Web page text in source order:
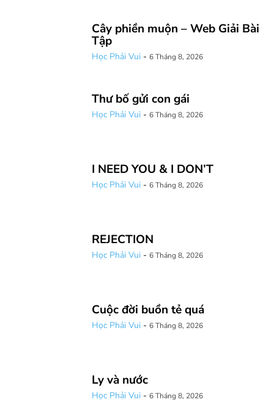
Cây phiền muộn – Web Giải Bài
Tập
Học Phải Vui - 6 Tháng 8, 2026
Thư bố gửi con gái
Học Phải Vui - 6 Tháng 8, 2026
I NEED YOU & I DON’T
Học Phải Vui - 6 Tháng 8, 2026
REJECTION
Học Phải Vui - 6 Tháng 8, 2026
Cuộc đời buồn tẻ quá
Học Phải Vui - 6 Tháng 8, 2026
Ly và nước
Học Phải Vui - 6 Tháng 8, 2026